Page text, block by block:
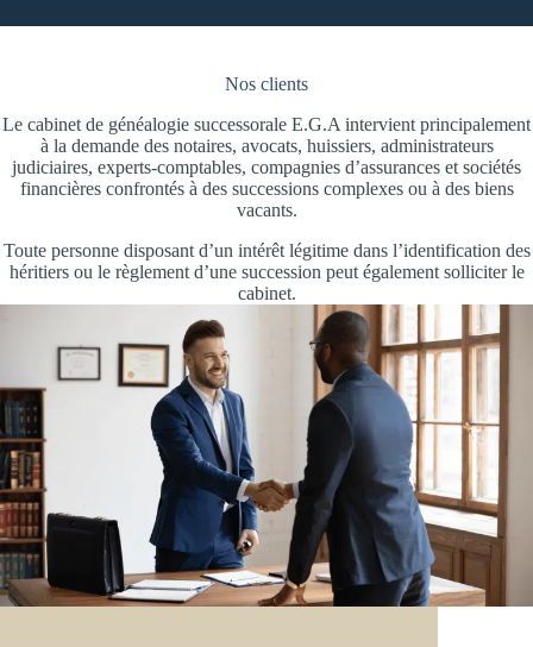
Nos clients
Le cabinet de généalogie successorale E.G.A intervient principalement
à la demande des notaires, avocats, huissiers, administrateurs
judiciaires, experts-comptables, compagnies d’assurances et sociétés
financières confrontés à des successions complexes ou à des biens
vacants.
Toute personne disposant d’un intérêt légitime dans l’identification des
héritiers ou le règlement d’une succession peut également solliciter le
cabinet.